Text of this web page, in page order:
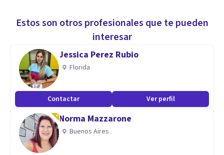
mental.
Estos son otros profesionales que te pueden
interesar
Jessica Perez Rubio
Florida
Contactar Ver perfil
Norma Mazzarone
Buenos Aires